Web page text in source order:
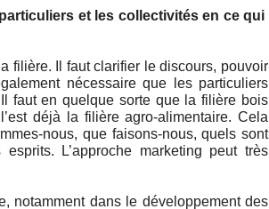
et les collectivités en ce qui
filière. Il faut clarifier le discours, pouvoir
nécessaire que les particuliers
faut en quelque sorte que la filière bois
déjà la filière agro-alimentaire. Cela
nous, que faisons-nous, quels sont
L’approche marketing peut très